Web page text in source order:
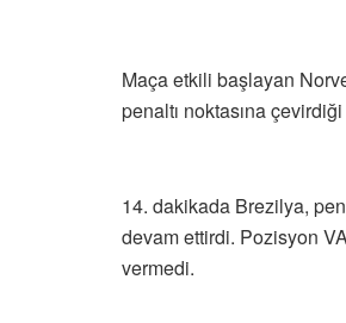
Maça etkili başlayan
penaltı noktasına çevirdiği
14. dakikada Brezilya,
devam ettirdi. Pozisyon
vermedi.